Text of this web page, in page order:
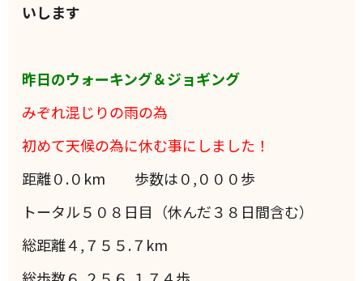
いします
昨日のウォーキング＆ジョギング
みぞれ混じりの雨の為
初めて天候の為に休む事にしました！
距離０.０km 歩数は０,０００歩
トータル５０８日目（休んだ３８日間含む）
総距離４,７５５.７km